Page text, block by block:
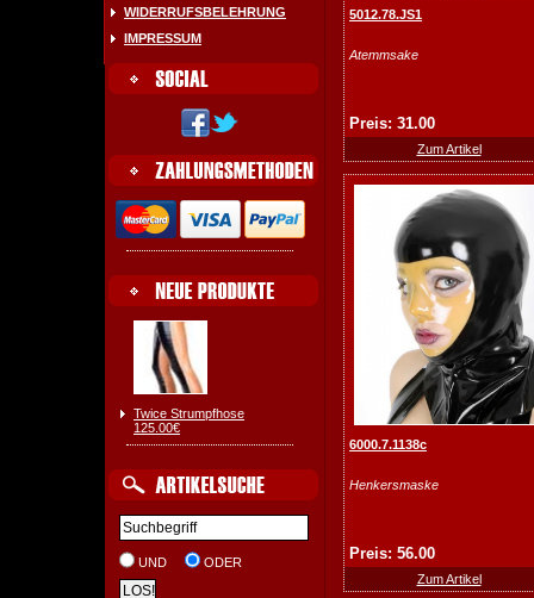
WIDERRUFSBELEHRUNG
IMPRESSUM
Twice Strumpfhose
125.00€
UND ODER
5012.78.JS1
Atemmsake
Preis: 31.00
Zum Artikel
6000.7.1138c
Henkersmaske
Preis: 56.00
Zum Artikel